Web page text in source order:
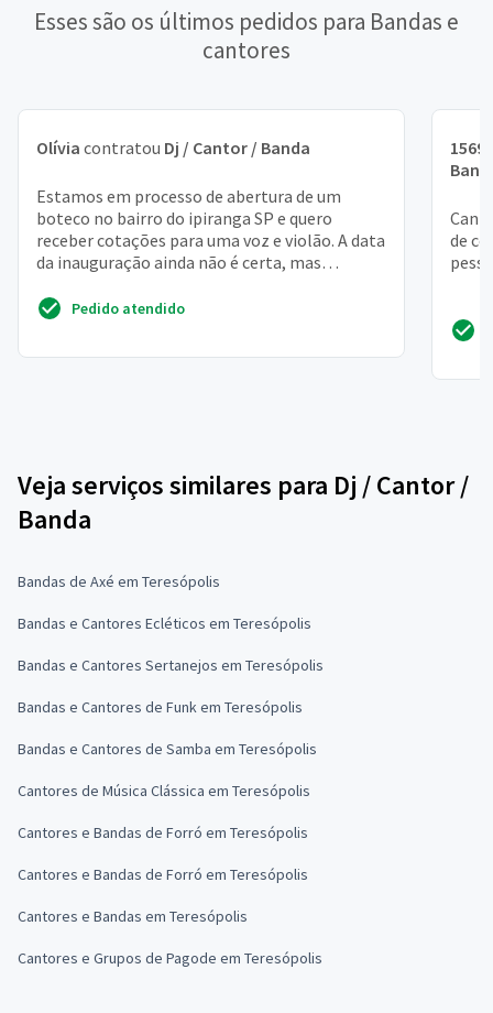
Esses são os últimos pedidos para Bandas e
cantores
Olívia contratou Dj / Cantor / Banda
Estamos em processo de abertura de um
boteco no bairro do ipiranga SP e quero
receber cotações para uma voz e violão. A data
da inauguração ainda não é certa, mas
Pedido atendido
de
Veja serviços similares para Dj / Cantor /
Banda
Bandas de Axé em Teresópolis
Bandas e Cantores Ecléticos em Teresópolis
Bandas e Cantores Sertanejos em Teresópolis
Bandas e Cantores de Funk em Teresópolis
Bandas e Cantores de Samba em Teresópolis
Cantores de Música Clássica em Teresópolis
Cantores e Bandas de Forró em Teresópolis
Cantores e Bandas de Forró em Teresópolis
Cantores e Bandas em Teresópolis
Cantores e Grupos de Pagode em Teresópolis